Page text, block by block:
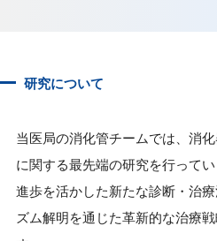
研究について
当医局の消化管チームでは、消
に関する最先端の研究を行って
進歩を活かした新たな診断・治
ズム解明を通じた革新的な治療